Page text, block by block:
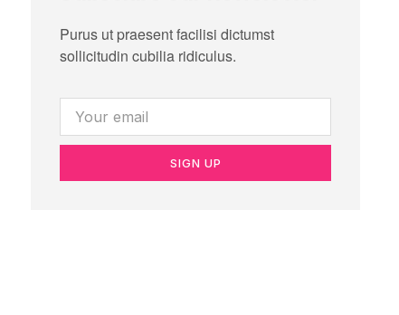
Purus ut praesent facilisi dictumst
sollicitudin cubilia ridiculus.
SIGN UP